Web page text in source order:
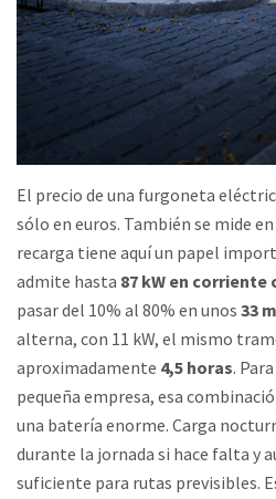
El precio de una furgoneta
sólo en euros. También se mide
recarga tiene aquí un papel
admite hasta 87 kW en corriente
pasar del 10% al 80% en unos 33
alterna, con 11 kW, el mismo
aproximadamente 4,5 horas.
pequeña empresa, esa
una batería enorme. Carga
durante la jornada si hace falta y
suficiente para rutas previsibles.